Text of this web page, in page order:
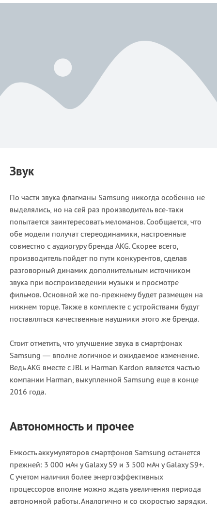
Звук
По части звука флагманы Samsung никогда особенно не
выделялись, но на сей раз производитель все-таки
попытается заинтересовать меломанов. Сообщается, что
обе модели получат стереодинамики, настроенные
совместно с аудиогуру бренда AKG. Скорее всего,
производитель пойдет по пути конкурентов, сделав
разговорный динамик дополнительным источником
звука при воспроизведении музыки и просмотре
фильмов. Основной же по-прежнему будет размещен на
нижнем торце. Также в комплекте с устройствами будут
поставляться качественные наушники этого же бренда.
Стоит отметить, что улучшение звука в смартфонах
Samsung — вполне логичное и ожидаемое изменение.
Ведь AKG вместе с JBL и Harman Kardon является частью
компании Harman, выкупленной Samsung еще в конце
2016 года.
Автономность и прочее
Емкость аккумуляторов смартфонов Samsung останется
прежней: 3 000 мАч у Galaxy S9 и 3 500 мАч у Galaxy S9+.
С учетом наличия более энергоэффективных
процессоров вполне можно ждать увеличения периода
автономной работы. Аналогично и со скоростью зарядки.